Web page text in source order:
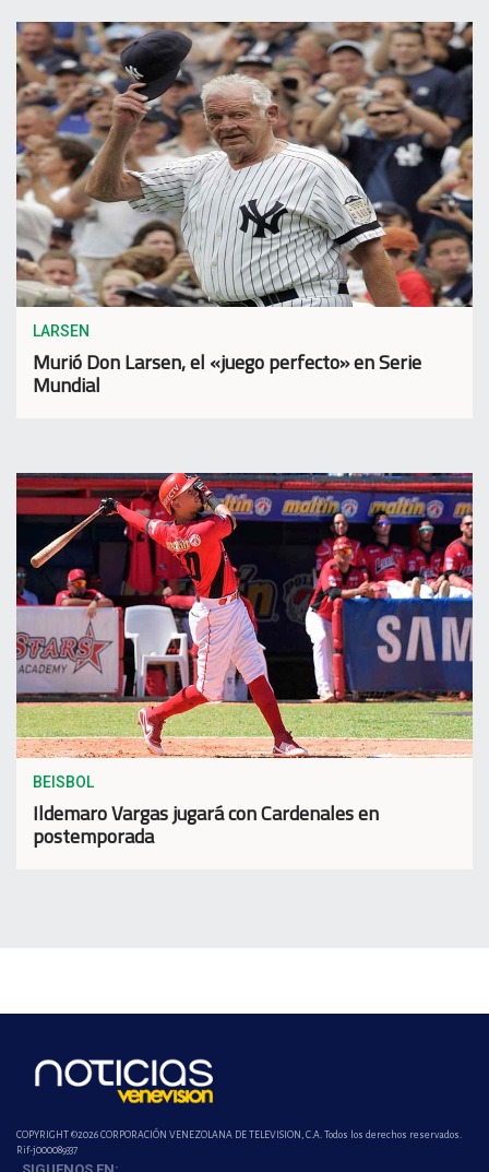
LARSEN
Murió Don Larsen, el «juego perfecto» en Serie
Mundial
BEISBOL
Ildemaro Vargas jugará con Cardenales en
postemporada
COPYRIGHT ©2026 CORPORACIÓN VENEZOLANA DE TELEVISION, C.A. Todos los derechos reservados.
Rif-j000089337